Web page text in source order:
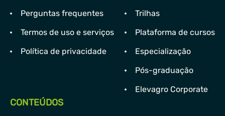
Perguntas frequentes
Termos de uso e serviços
Política de privacidade
Trilhas
Plataforma de cursos
Especialização
Pós-graduação
Elevagro Corporate
CONTEÚDOS